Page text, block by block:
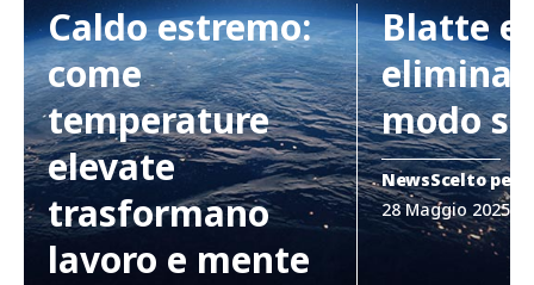
Caldo estremo:
come
temperature
elevate
trasformano
lavoro e mente
Blatte e
modo
NewsScelto per
28 Maggio 2025